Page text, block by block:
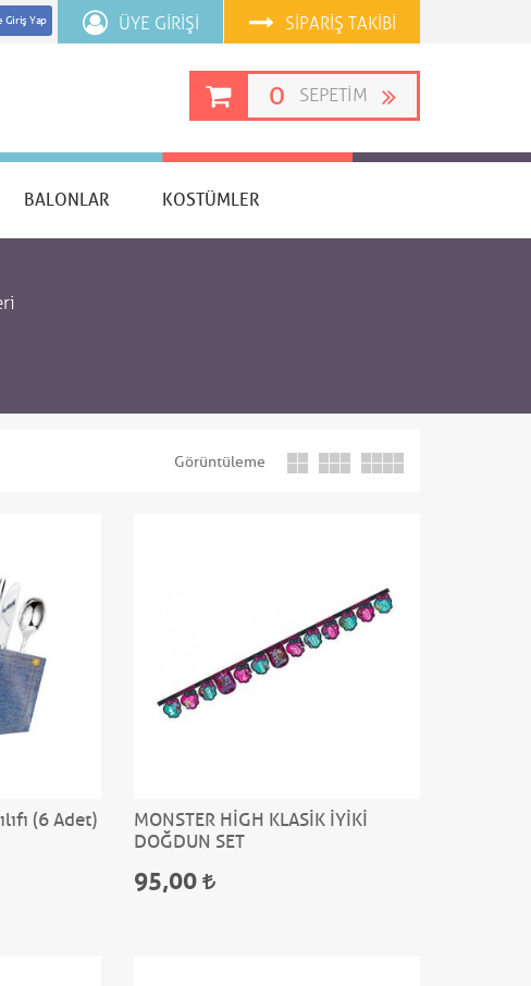
SIPARIŞ TAKIBI
ÜYE GIRIŞI
Giriş Yap
0 SEPETIM
BALONLAR KOSTÜMLER
Görüntüleme
(6 Adet)
MONSTER HİGH KLASİK İYİKİ
DOĞDUN SET
95,00